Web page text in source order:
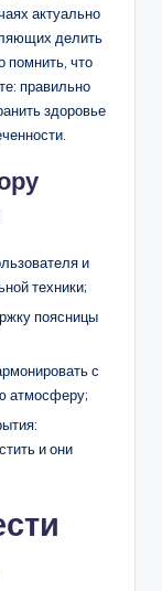
актуально
делить
помнить, что
правильно
здоровье
и
техники;
поясницы
с
атмосферу;
и они